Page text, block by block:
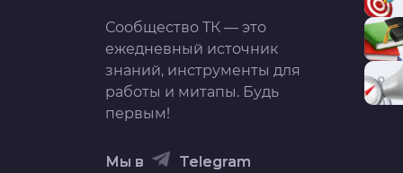
Сообщество ТК — это
ежедневный источник
знаний, инструменты для
работы и митапы. Будь
первым!
Мы в Telegram